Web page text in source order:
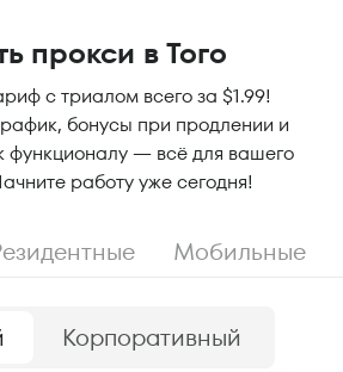
прокси в Того
с триалом всего за $1.99!
бонусы при продлении и
функционалу — всё для вашего
работу уже сегодня!
Мобильные
Корпоративный